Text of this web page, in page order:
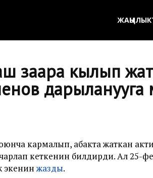
заара кылып
дарыланууга
кармалып, абакта жаткан
кеткенин билдирди. Ал 25-
экенинжазды.